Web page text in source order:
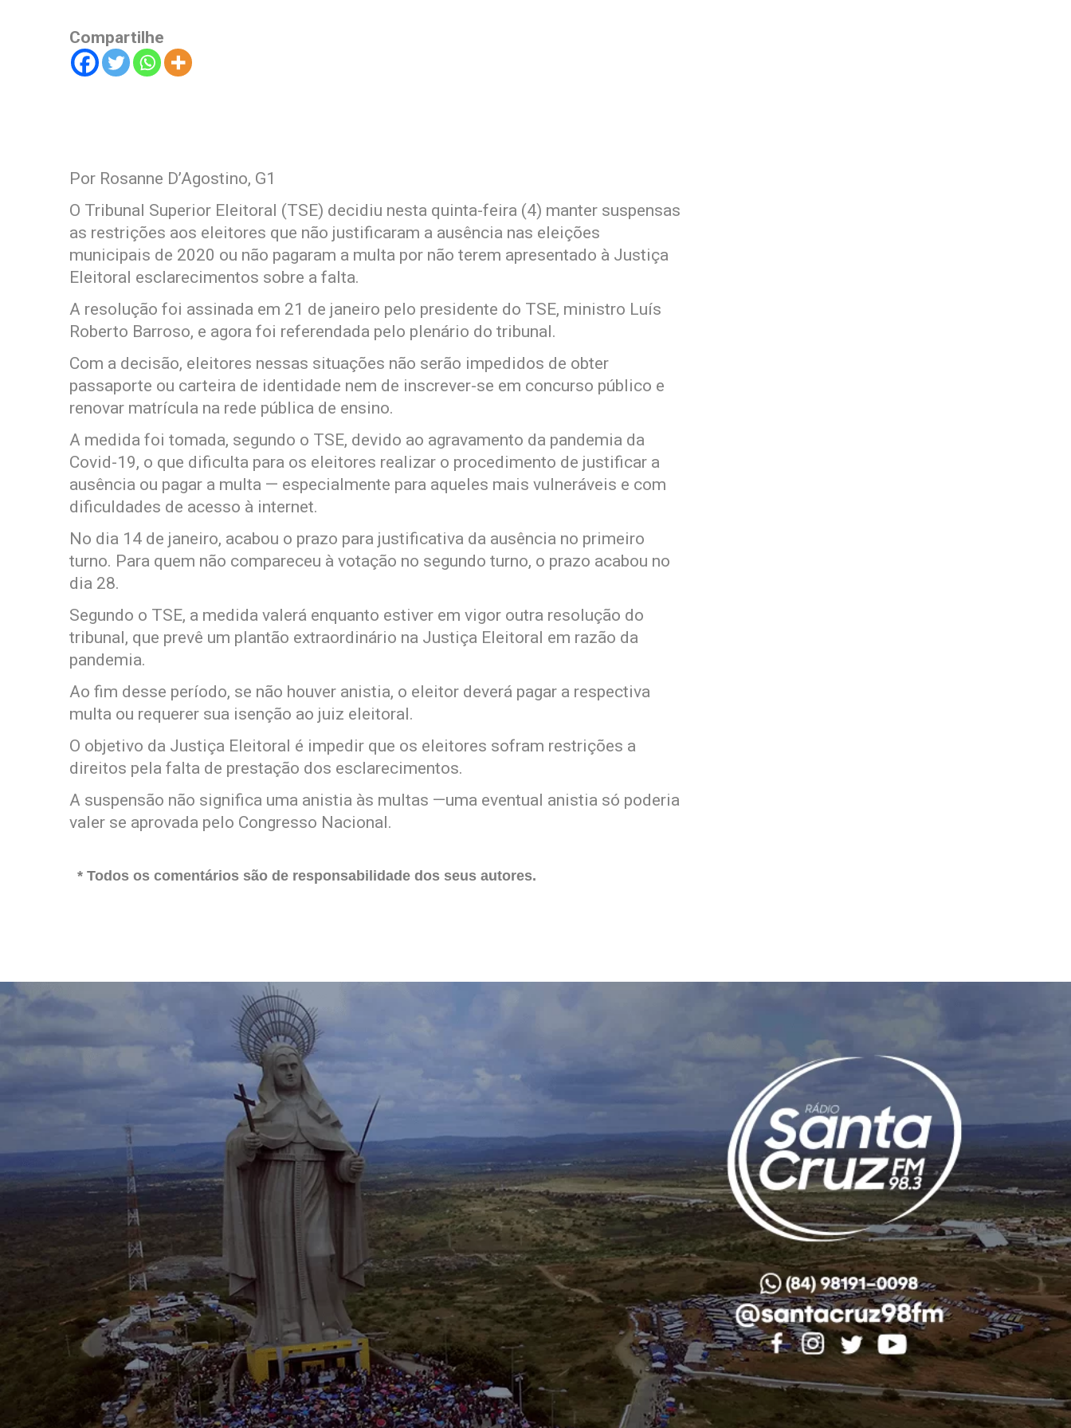
Compartilhe
Por Rosanne D’Agostino, G1
O Tribunal Superior Eleitoral (TSE) decidiu nesta quinta-feira (4) manter suspensas
as restrições aos eleitores que não justificaram a ausência nas eleições
municipais de 2020 ou não pagaram a multa por não terem apresentado à Justiça
Eleitoral esclarecimentos sobre a falta.
A resolução foi assinada em 21 de janeiro pelo presidente do TSE, ministro Luís
Roberto Barroso, e agora foi referendada pelo plenário do tribunal.
Com a decisão, eleitores nessas situações não serão impedidos de obter
passaporte ou carteira de identidade nem de inscrever-se em concurso público e
renovar matrícula na rede pública de ensino.
A medida foi tomada, segundo o TSE, devido ao agravamento da pandemia da
Covid-19, o que dificulta para os eleitores realizar o procedimento de justificar a
ausência ou pagar a multa — especialmente para aqueles mais vulneráveis e com
dificuldades de acesso à internet.
No dia 14 de janeiro, acabou o prazo para justificativa da ausência no primeiro
turno. Para quem não compareceu à votação no segundo turno, o prazo acabou no
dia 28.
Segundo o TSE, a medida valerá enquanto estiver em vigor outra resolução do
tribunal, que prevê um plantão extraordinário na Justiça Eleitoral em razão da
pandemia.
Ao fim desse período, se não houver anistia, o eleitor deverá pagar a respectiva
multa ou requerer sua isenção ao juiz eleitoral.
O objetivo da Justiça Eleitoral é impedir que os eleitores sofram restrições a
direitos pela falta de prestação dos esclarecimentos.
A suspensão não significa uma anistia às multas —uma eventual anistia só poderia
valer se aprovada pelo Congresso Nacional.
* Todos os comentários são de responsabilidade dos seus autores.